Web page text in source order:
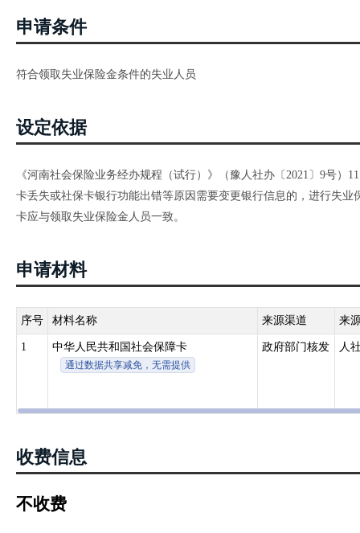
申请条件
符合领取失业保险金条件的失业人员
设定依据
《河南社会保险业务经办规程（试行）》（豫人社办〔2021〕9号
卡丢失或社保卡银行功能出错等原因需要变更银行信息的，进行失
卡应与领取失业保险金人员一致。
申请材料
序号 材料名称 来源渠道 来
1 中华人民共和国社会保障卡
通过数据共享减免，无需提供
政府部门核发 人
收费信息
不收费